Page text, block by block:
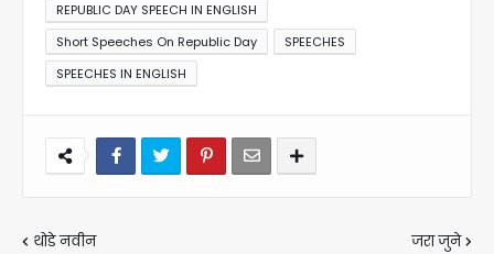
REPUBLIC DAY SPEECH IN ENGLISH
Short Speeches On Republic Day
SPEECHES
SPEECHES IN ENGLISH
थोडे नवीन जरा जुने